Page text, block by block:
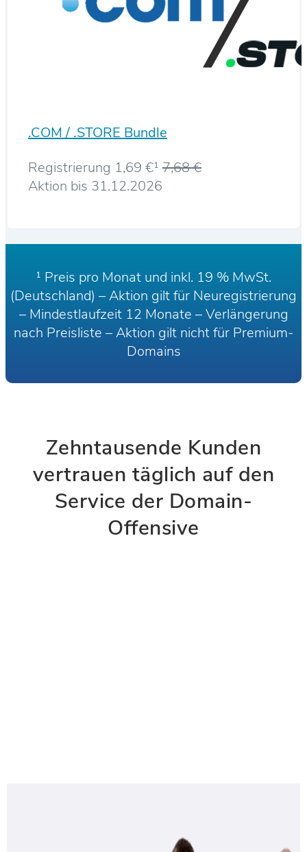
.COM / .STORE Bundle
Registrierung 1,69 €¹ 7,68 €
Aktion bis 31.12.2026
¹ Preis pro Monat und inkl. 19 % MwSt.
(Deutschland) – Aktion gilt für Neuregistrierung
– Mindestlaufzeit 12 Monate – Verlängerung
nach Preisliste – Aktion gilt nicht für Premium-
Domains
Zehntausende Kunden
vertrauen täglich auf den
Service der Domain-
Offensive​